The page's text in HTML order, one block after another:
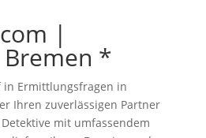
|
*
in Ermittlungsfragen in
Ihren zuverlässigen Partner
mit umfassendem